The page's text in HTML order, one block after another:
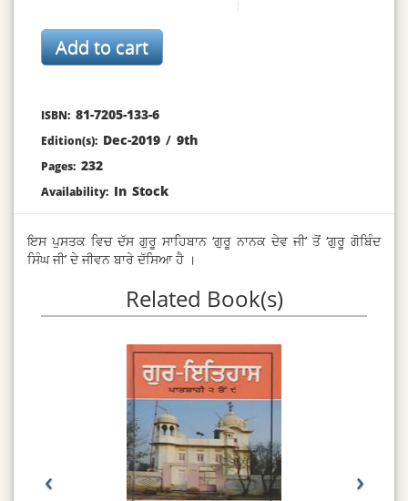
ISBN: 81-7205-133-6
Edition(s): Dec-2019 / 9th
Pages: 232
Availability: In Stock
ਇਸ ਪੁਸਤਕ ਵਿਚ ਦੱਸ ਗੁਰੂ ਸਾਹਿਬਾਨ ‘ਗੁਰੂ ਨਾਨਕ ਦੇਵ ਜੀ’ ਤੋਂ ‘ਗੁਰੂ ਗੋਬਿੰਦ
ਸਿੰਘ ਜੀ’ ਦੇ ਜੀਵਨ ਬਾਰੇ ਦੱਸਿਆ ਹੈ ।
Related Book(s)
‹ ›